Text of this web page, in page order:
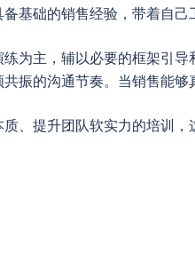
基础的销售经验，带着自己
为主，辅以必要的框架引
振的沟通节奏。当销售能
、提升团队软实力的培训